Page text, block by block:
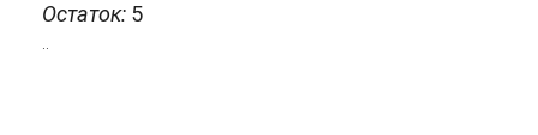
Остаток: 5